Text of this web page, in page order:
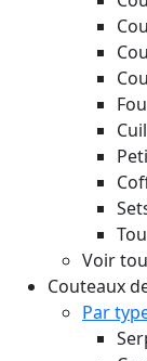
Voir
Couteaux
Par